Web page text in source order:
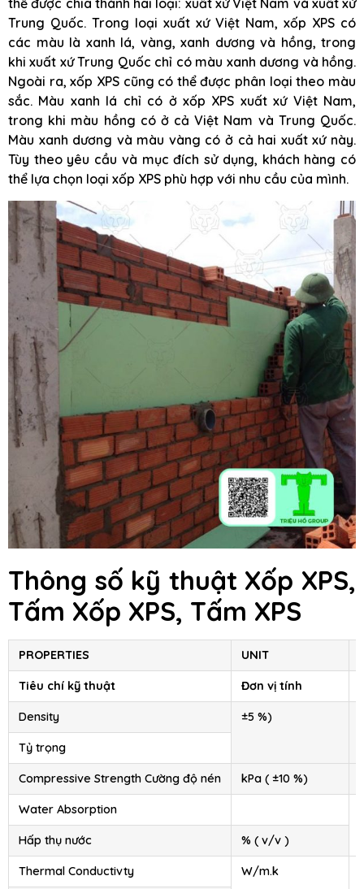
thể được chia thành hai loại: xuất xứ Việt Nam và xuất xứ
Trung Quốc. Trong loại xuất xứ Việt Nam, xốp XPS có
các màu là xanh lá, vàng, xanh dương và hồng, trong
khi xuất xứ Trung Quốc chỉ có màu xanh dương và hồng.
Ngoài ra, xốp XPS cũng có thể được phân loại theo màu
sắc. Màu xanh lá chỉ có ở xốp XPS xuất xứ Việt Nam,
trong khi màu hồng có ở cả Việt Nam và Trung Quốc.
Màu xanh dương và màu vàng có ở cả hai xuất xứ này.
Tùy theo yêu cầu và mục đích sử dụng, khách hàng có
thể lựa chọn loại xốp XPS phù hợp với nhu cầu của mình.
Thông số kỹ thuật Xốp XPS,
Tấm Xốp XPS, Tấm XPS
PROPERTIES UNIT
Tiêu chí kỹ thuật Đơn vị tính
Density ±5 %)
Tỷ trọng
Compressive Strength Cường độ nén kPa ( ±10 %)
Water Absorption
Hấp thụ nước % ( v/v )
Thermal Conductivty W/m.k